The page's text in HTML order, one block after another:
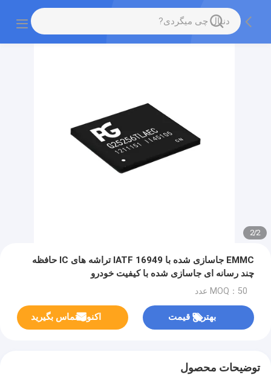
2
/
2
EMMC جاسازی شده با IATF 16949 تراشه های IC حافظه
چند رسانه ای جاسازی شده با کیفیت خودرو
MOQ：50 عدد
بهترین قیمت اکنون تماس بگیرید
توضیحات محصول